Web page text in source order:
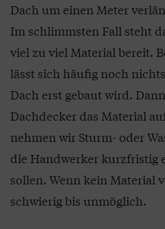
Dach um einen Meter
Im schlimmsten Fall steht
viel zu viel Material bereit.
lässt sich häufig noch
Dach erst gebaut wird.
Dachdecker das Material
nehmen wir Sturm- oder
die Handwerker kurzfristig
sollen. Wenn kein Material
schwierig bis unmöglich.